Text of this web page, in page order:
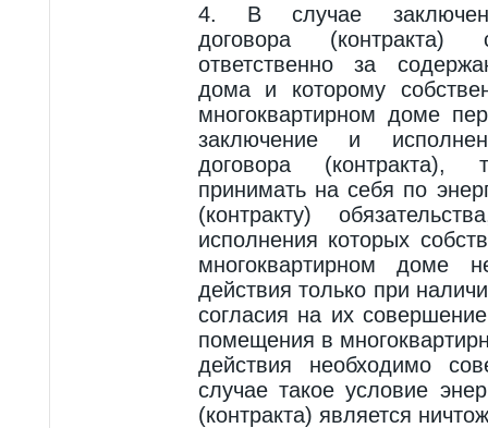
4. В случае
договора
ответственно за
дома и которому
многоквартирном доме
заключение и
договора
принимать на себя по
(контракту)
исполнения которых
многоквартирном доме
действия только при
согласия на их
помещения в
действия необходимо
случае такое условие
(контракта) является